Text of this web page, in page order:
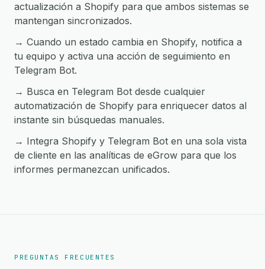
actualización a Shopify para que ambos sistemas se
mantengan sincronizados.
→ Cuando un estado cambia en Shopify, notifica a
tu equipo y activa una acción de seguimiento en
Telegram Bot.
→ Busca en Telegram Bot desde cualquier
automatización de Shopify para enriquecer datos al
instante sin búsquedas manuales.
→ Integra Shopify y Telegram Bot en una sola vista
de cliente en las analíticas de eGrow para que los
informes permanezcan unificados.
PREGUNTAS FRECUENTES